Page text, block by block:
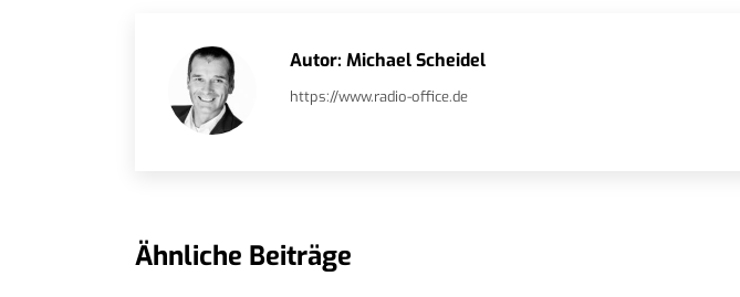
Autor: Michael Scheidel
https://www.radio-office.de
Ähnliche Beiträge